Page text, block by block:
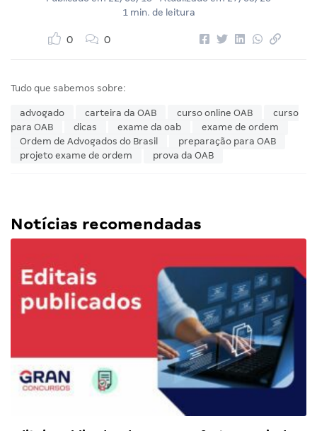
1 min. de leitura
0 0
Tudo que sabemos sobre:
advogado carteira da OAB curso online OAB
curso
para OAB
dicas exame da oab
exame de ordem
Ordem de Advogados do Brasil
preparação para OAB
projeto exame de ordem
prova da OAB
Notícias recomendadas